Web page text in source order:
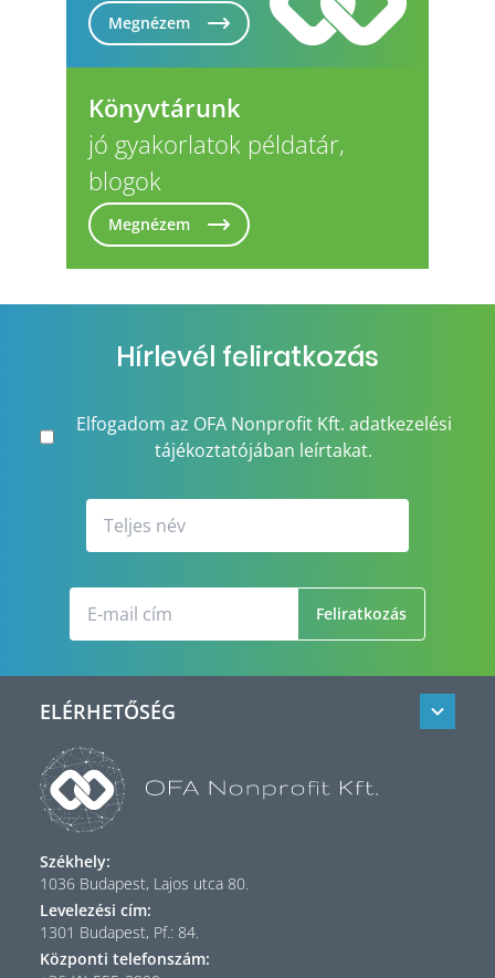
Megnézem
Könyvtárunk
jó gyakorlatok példatár,
blogok
Megnézem
Hírlevél feliratkozás
Elfogadom az OFA Nonprofit Kft. adatkezelési
tájékoztatójában leírtakat.
Feliratkozás
ELÉRHETŐSÉG
Székhely:
1036 Budapest, Lajos utca 80.
Levelezési cím:
1301 Budapest, Pf.: 84.
Központi telefonszám: